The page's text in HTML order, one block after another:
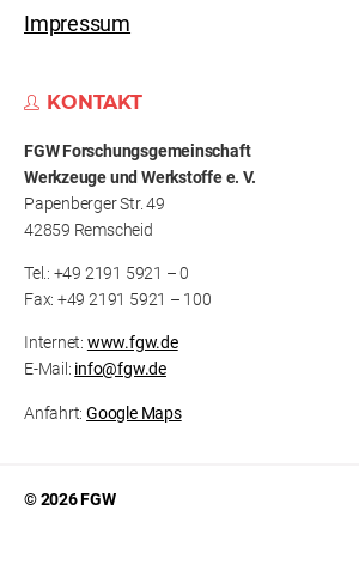
Impressum
KONTAKT
FGW Forschungs­gemeinschaft
Werkzeuge und Werkstoffe e. V.
Papenberger Str. 49
42859 Remscheid
Tel.: +49 2191 5921 – 0
Fax: +49 2191 5921 – 100
Internet: www.fgw.de
E-Mail: info@fgw.de
Anfahrt:Google Maps
© 2026 FGW